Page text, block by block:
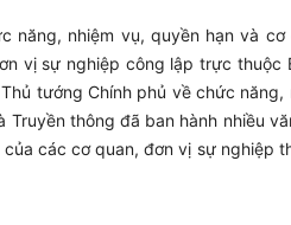
năng, nhiệm vụ, quyền hạn và
vị sự nghiệp công lập trực thuộc
tướng Chính phủ về chức
thông đã ban hành nhiều
các cơ quan, đơn vị sự nghiệp
dịch công tác của các cơ quan,